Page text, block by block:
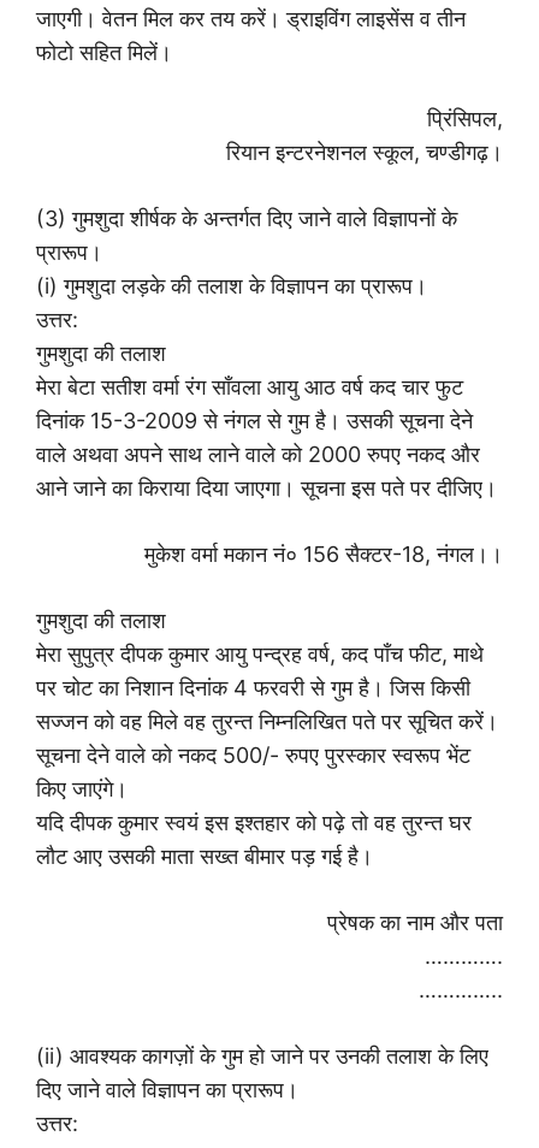
जाएगी। वेतन मिल कर तय करें। ड्राइविंग लाइसेंस व तीन
फोटो सहित मिलें।
प्रिंसिपल,
रियान इन्टरनेशनल स्कूल, चण्डीगढ़।
(3) गुमशुदा शीर्षक के अन्तर्गत दिए जाने वाले विज्ञापनों के
प्रारूप।
(i) गुमशुदा लड़के की तलाश के विज्ञापन का प्रारूप।
उत्तर:
गुमशुदा की तलाश
मेरा बेटा सतीश वर्मा रंग साँवला आयु आठ वर्ष कद चार फुट
दिनांक 15-3-2009 से नंगल से गुम है। उसकी सूचना देने
वाले अथवा अपने साथ लाने वाले को 2000 रुपए नकद और
आने जाने का किराया दिया जाएगा। सूचना इस पते पर दीजिए।
मुकेश वर्मा मकान नं० 156 सैक्टर-18, नंगल।।
गुमशुदा की तलाश
मेरा सुपुत्र दीपक कुमार आयु पन्द्रह वर्ष, कद पाँच फीट, माथे
पर चोट का निशान दिनांक 4 फरवरी से गुम है। जिस किसी
सज्जन को वह मिले वह तुरन्त निम्नलिखित पते पर सूचित करें।
सूचना देने वाले को नकद 500/- रुपए पुरस्कार स्वरूप भेंट
किए जाएंगे।
यदि दीपक कुमार स्वयं इस इश्तहार को पढ़े तो वह तुरन्त घर
लौट आए उसकी माता सख्त बीमार पड़ गई है।
प्रेषक का नाम और पता
………….
…………..
(ii) आवश्यक कागज़ों के गुम हो जाने पर उनकी तलाश के लिए
दिए जाने वाले विज्ञापन का प्रारूप।
उत्तर: